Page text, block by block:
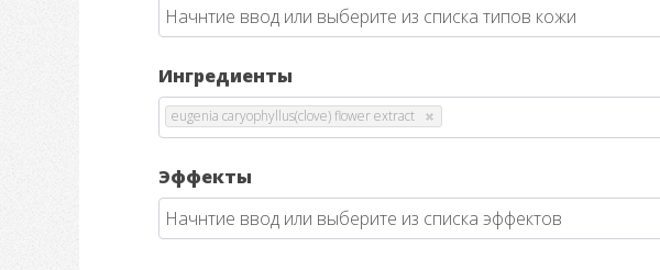
Ингредиенты
eugenia caryophyllus(clove) flower extract
Эффекты